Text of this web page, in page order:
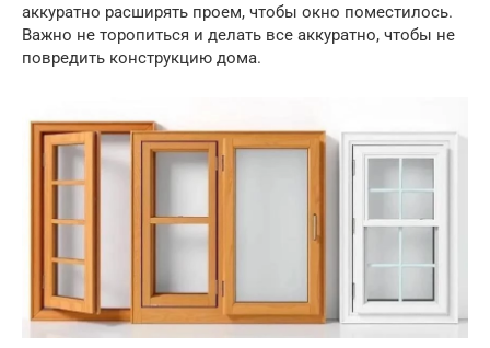
аккуратно расширять проем, чтобы окно поместилось.
Важно не торопиться и делать все аккуратно, чтобы не
повредить конструкцию дома.